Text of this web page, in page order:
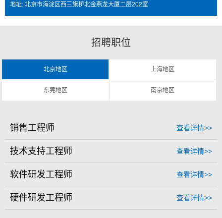
地址: 北京市海淀区西三旗桥北金燕龙大厦二层202室
招聘职位
北京地区 上海地区
东莞地区 南京地区
销售工程师 查看详情>>
技术支持工程师 查看详情>>
软件研发工程师 查看详情>>
硬件研发工程师 查看详情>>